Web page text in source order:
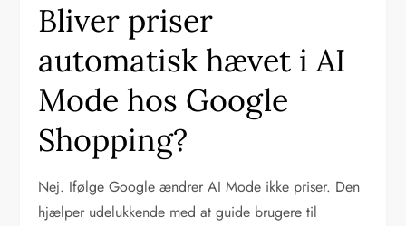
Bliver priser
automatisk hævet i AI
Mode hos Google
Shopping?
Nej. Ifølge Google ændrer AI Mode ikke priser. Den
hjælper udelukkende med at guide brugere til